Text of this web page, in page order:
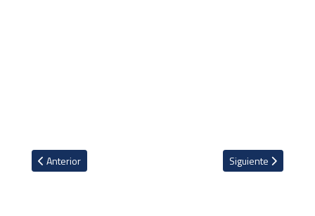
Artículo anterior: Confirmados los horarios para primera jornada
Anterior Artículo siguiente:
Siguiente